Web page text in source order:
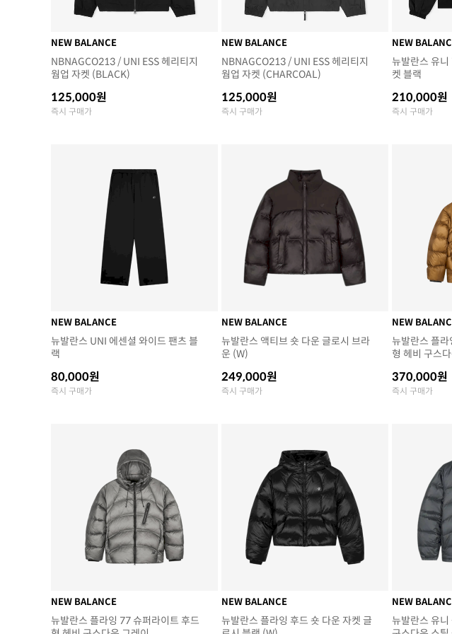
NEW BALANCE
NBNAGCO213 / UNI ESS 헤리티지
웜업 자켓 (BLACK)
125,000원
즉시 구매가
NEW BALANCE
NBNAGCO213 / UNI ESS 헤리티지
웜업 자켓 (CHARCOAL)
125,000원
즉시 구매가
NEW
뉴발란스 유
켓 블랙
210,000원
즉시 구매가
NEW BALANCE
뉴발란스 UNI 에센셜 와이드 팬츠 블
랙
80,000원
즉시 구매가
NEW BALANCE
뉴발란스 액티브 숏 다운 글로시 브라
운 (W)
249,000원
즉시 구매가
NEW
뉴발란스 플
형 헤비 구스
370,000원
즉시 구매가
NEW BALANCE
뉴발란스 플라잉 77 슈퍼라이트 후드
NEW BALANCE
뉴발란스 플라잉 후드 숏 다운 자켓 글
NEW
뉴발란스 유